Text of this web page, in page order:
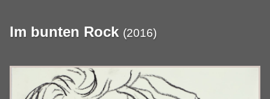
Im bunten Rock (2016)